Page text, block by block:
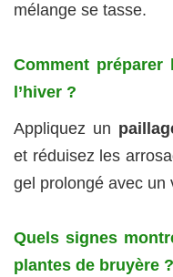
mélange se tasse.
Comment
l’hiver ?
Appliquez un
et réduisez les
gel prolongé avec un
Quels signes
plantes de bruyère ?